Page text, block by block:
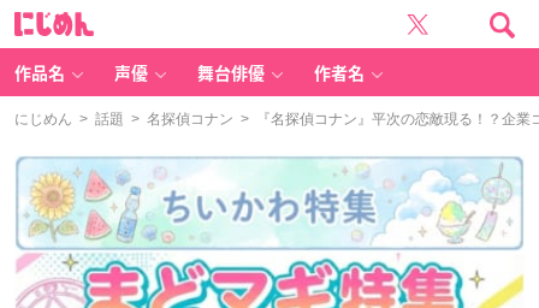
作品名 声優 舞台俳優 作者名
にじめん > 話題 > 名探偵コナン > 『名探偵コナン』平次の恋敵現る！？企業